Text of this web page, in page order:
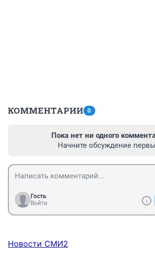
КОММЕНТАРИИ 0
Пока нет ни одного
Начните обсуждение
Гость
Войти
Новости СМИ2